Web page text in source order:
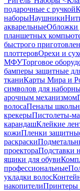
подарочные с ручкой
наборыНаушники
акварельныеОбложки
планшетных
быстрого
плоттеровОрехи и
МФУТорговое
бамперы защитные
тканиКарты Мира и
символов для
арочным механизмом
волосаПеналы
крекерыПистолеты-
карандашКлейкие
кожиПленки
раскраски
проектораПодставки
ящики для обуви
профессиональные
укладки волос
накопителиПринтеры